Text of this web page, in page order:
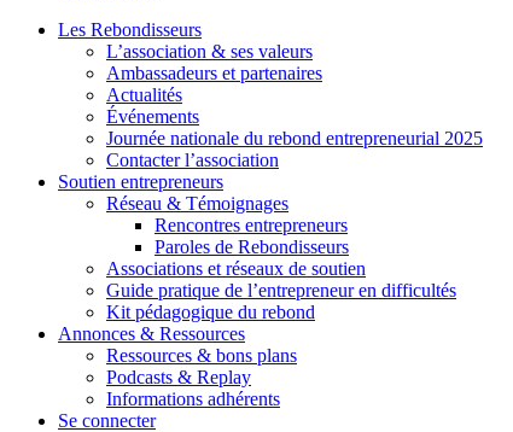
Les Rebondisseurs
L’association & ses valeurs
Ambassadeurs et partenaires
Actualités
Événements
Journée nationale du rebond entrepreneurial 2025
Contacter l’association
Soutien entrepreneurs
Réseau & Témoignages
Rencontres entrepreneurs
Paroles de Rebondisseurs
Associations et réseaux de soutien
Guide pratique de l’entrepreneur en difficultés
Kit pédagogique du rebond
Annonces & Ressources
Ressources & bons plans
Podcasts & Replay
Informations adhérents
Se connecter